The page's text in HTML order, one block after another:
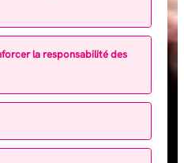
la responsabilité des